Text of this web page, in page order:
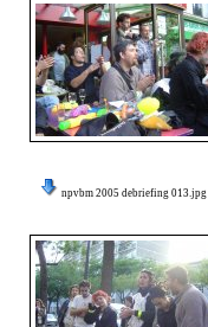
npvbm 2005 debriefing 013.jpg